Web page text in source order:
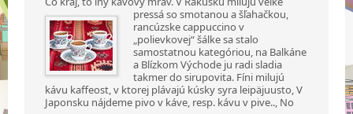
pressá so smotanou a šľahačkou,
rancúzske cappuccino v
„polievkovej“ šálke sa stalo
samostatnou kategóriou, na Balkáne
a Blízkom Východe ju radi sladia
takmer do sirupovita. Fíni milujú
kávu kaffeost, v ktorej plávajú kúsky syra leipäjuusto, V
Japonsku nájdeme pivo v káve, resp. kávu v pive.., No